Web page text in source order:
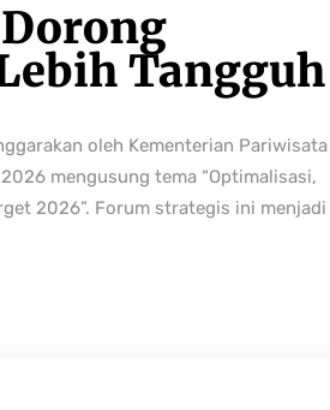
Tangguh
oleh Kementerian Pariwisata
mengusung tema “Optimalisasi,
2026”. Forum strategis ini menjadi